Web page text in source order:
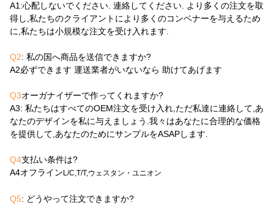
A1 :心配しないでください. 連絡してください. より多くの注文を取
得し,私たちのクライアントにより多くのコンベナーを与えるため
に,私たちは小規模な注文を受け入れます.
Q2: 私の国へ商品を送信できますか?
A2必ずできます 運送業者がいないなら 助けてあげます
Q3オーガナイザーで作ってくれますか?
A3: 私たちはすべてのOEM注文を受け入れ,ただ私達に連絡して,あ
なたのデザインを私に与えましょう.我々はあなたに合理的な価格
を提供して,あなたのためにサンプルをASAPします.
Q4支払い条件は?
A4オフライン L/C,T/T,ウェスタン・ユニオン
Q5: どうやって注文できますか?